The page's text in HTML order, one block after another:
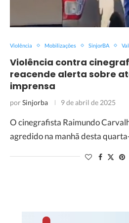
Violência Mobilizações SinjorBA
Violência contra
reacende alerta sobre
imprensa
porSinjorba 9 de abril de 2025
O cinegrafista Raimundo
agredido na manhã desta